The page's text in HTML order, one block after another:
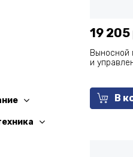
19 205
Выносной
и
В